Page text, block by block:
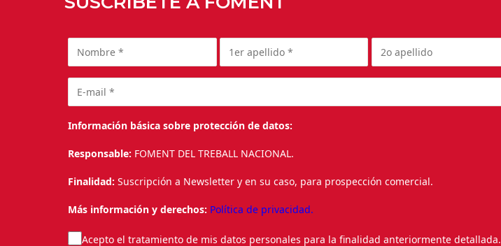
Información básica sobre protección de datos:
Responsable: FOMENT DEL TREBALL NACIONAL.
Finalidad: Suscripción a Newsletter y en su caso, para prospección comercial.
Más información y derechos: Política de privacidad.
Acepto el tratamiento de mis datos personales para la finalidad anteriormente detallada.